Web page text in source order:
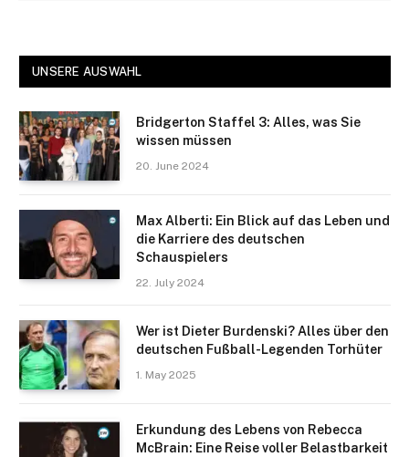
UNSERE AUSWAHL
Bridgerton Staffel 3: Alles, was Sie
wissen müssen
20. June 2024
Max Alberti: Ein Blick auf das Leben und
die Karriere des deutschen
Schauspielers
22. July 2024
Wer ist Dieter Burdenski? Alles über den
deutschen Fußball-Legenden Torhüter
1. May 2025
Erkundung des Lebens von Rebecca
McBrain: Eine Reise voller Belastbarkeit